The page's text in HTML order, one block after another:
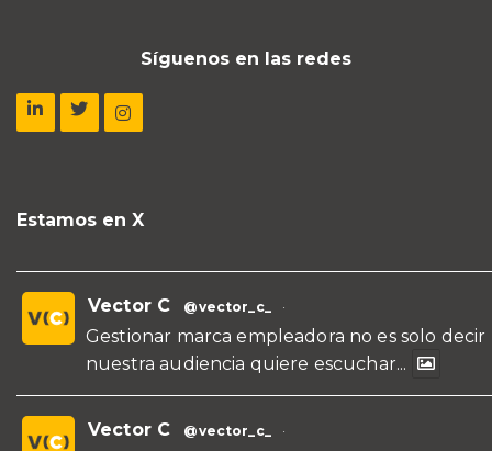
Síguenos en las redes
Estamos en X
Vector C @vector_c_ ·
Gestionar marca empleadora no es solo
nuestra audiencia quiere escuchar...
Vector C @vector_c_ ·